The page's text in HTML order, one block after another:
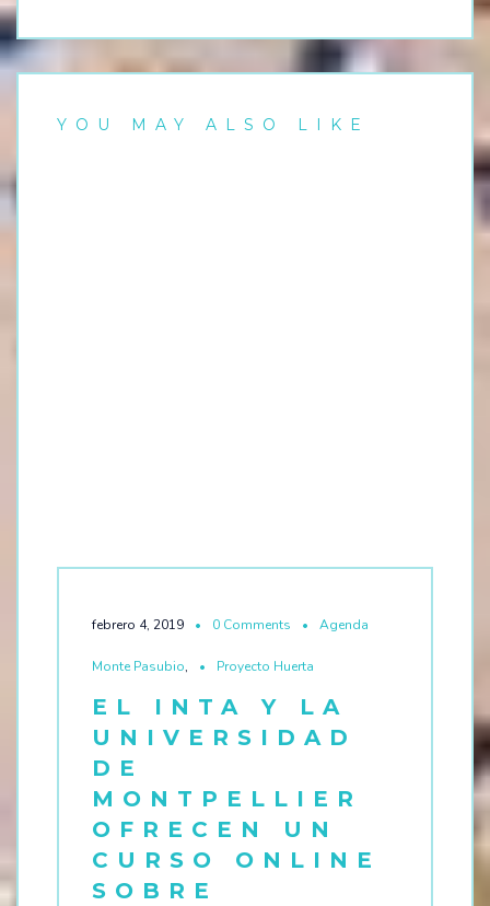
YOU MAY ALSO LIKE
febrero 4, 2019 0 Comments Agenda
Monte Pasubio, Proyecto Huerta
EL INTA Y LA
UNIVERSIDAD
DE
MONTPELLIER
OFRECEN UN
CURSO ONLINE
SOBRE